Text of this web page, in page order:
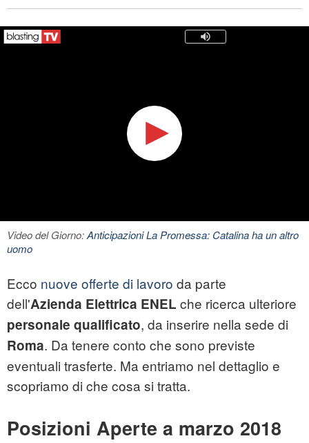
Video del Giorno:Anticipazioni La Promessa: Catalina ha un altro
uomo
Ecco nuove offerte di lavoro da parte
dell'Azienda Elettrica ENEL che ricerca ulteriore
personale qualificato, da inserire nella sede di
Roma. Da tenere conto che sono previste
eventuali trasferte. Ma entriamo nel dettaglio e
scopriamo di che cosa si tratta.
Posizioni Aperte a marzo 2018